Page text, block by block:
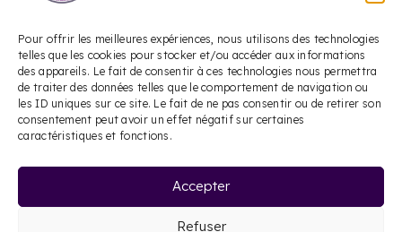
Pour offrir les meilleures expériences, nous utilisons des technologies
telles que les cookies pour stocker et/ou accéder aux informations
des appareils. Le fait de consentir à ces technologies nous permettra
de traiter des données telles que le comportement de navigation ou
les ID uniques sur ce site. Le fait de ne pas consentir ou de retirer son
consentement peut avoir un effet négatif sur certaines
caractéristiques et fonctions.
Accepter
Refuser
Nous contacter
contact@dockdesepices.com
phone 05 56 44 41 57